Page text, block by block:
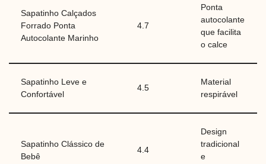
Sapatinho Calçados
Forrado Ponta
Autocolante Marinho
4.7
Ponta
autocolante
que facilita
o calce
Sapatinho Leve e
Confortável
4.5
Material
respirável
Sapatinho Clássico de
Bebê
4.4
Design
tradicional
e